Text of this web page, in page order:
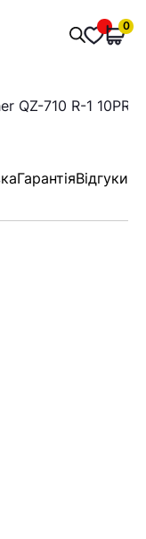
Пошук
товарів
0
QZ-710 R-1 10PR
ГарантіяВідгуки